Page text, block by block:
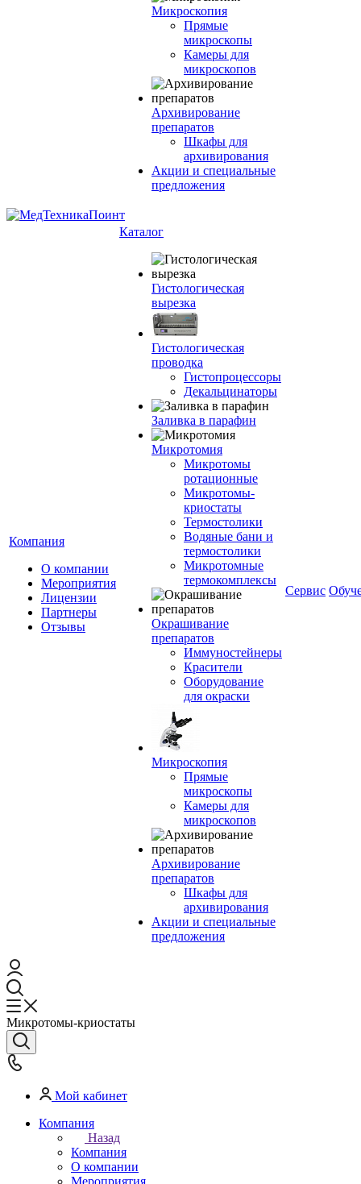
Микроскопия
Прямые
микроскопы
Камеры для
микроскопов
Архивирование
препаратов
Шкафы для
архивирования
Акции и специальные
предложения
Компания
О компании
Мероприятия
Лицензии
Партнеры
Отзывы
Каталог
Гистологическая
вырезка
Гистологическая
проводка
Гистопроцессоры
Декальцинаторы
Заливка в парафин
Микротомия
Микротомы
ротационные
Микротомы-
криостаты
Термостолики
Водяные бани и
термостолики
Микротомные
термокомплексы
Окрашивание
препаратов
Иммуностейнеры
Красители
Оборудование
для окраски
Микроскопия
Прямые
микроскопы
Камеры для
микроскопов
Архивирование
препаратов
Шкафы для
архивирования
Акции и специальные
предложения
Сервис
Микротомы-криостаты
Мой кабинет
Компания
Назад
Компания
О компании
Мероприятия